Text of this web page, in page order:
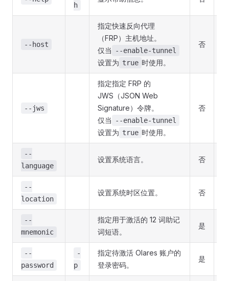
h
--host
指定快速反向代理
（FRP）主机地址。
仅当
--enable-tunnel
设置为 true 时使用。
否
--jws
指定指定 FRP 的
JWS（JSON Web
Signature）令牌。
仅当
--enable-tunnel
设置为 true 时使用。
否
--
language
设置系统语言。 否
--
location
设置系统时区位置。 否
--
mnemonic
指定用于激活的 12 词助记
词短语。
是
--
password
-
p
指定待激活 Olares 账户的
登录密码。
是